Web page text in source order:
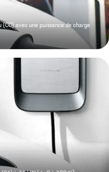
avec une puissance de charge